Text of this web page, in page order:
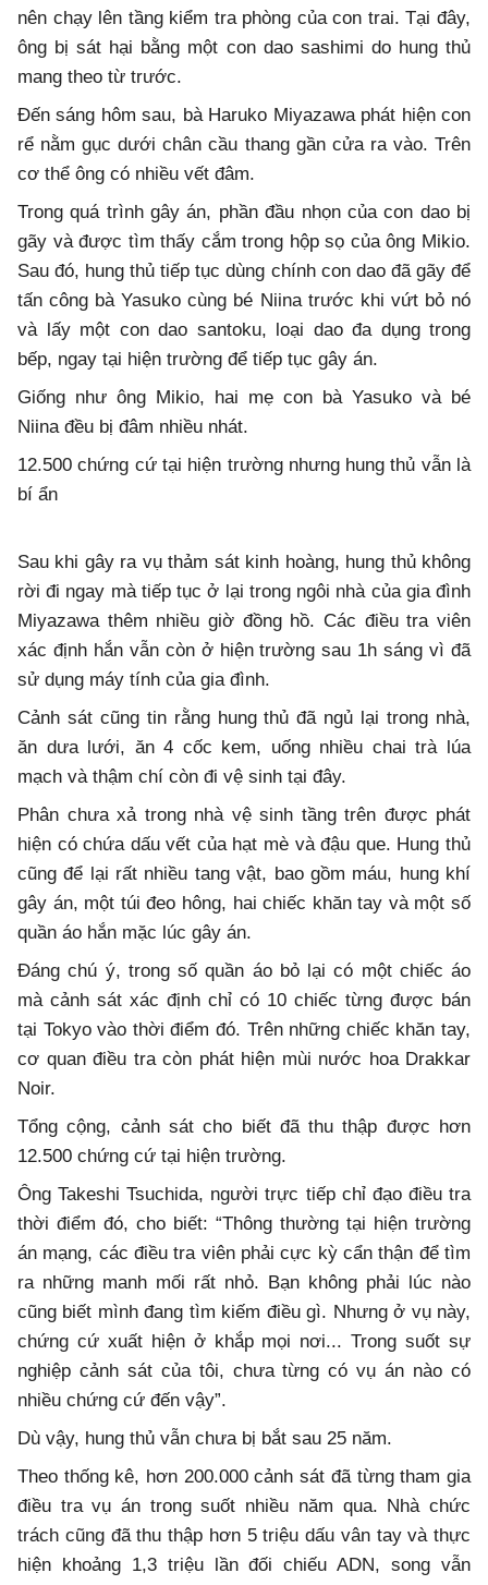
nên chạy lên tầng kiểm tra phòng của con trai. Tại đây,
ông bị sát hại bằng một con dao sashimi do hung thủ
mang theo từ trước.
Đến sáng hôm sau, bà Haruko Miyazawa phát hiện con
rể nằm gục dưới chân cầu thang gần cửa ra vào. Trên
cơ thể ông có nhiều vết đâm.
Trong quá trình gây án, phần đầu nhọn của con dao bị
gãy và được tìm thấy cắm trong hộp sọ của ông Mikio.
Sau đó, hung thủ tiếp tục dùng chính con dao đã gãy để
tấn công bà Yasuko cùng bé Niina trước khi vứt bỏ nó
và lấy một con dao santoku, loại dao đa dụng trong
bếp, ngay tại hiện trường để tiếp tục gây án.
Giống như ông Mikio, hai mẹ con bà Yasuko và bé
Niina đều bị đâm nhiều nhát.
12.500 chứng cứ tại hiện trường nhưng hung thủ vẫn là
bí ẩn
Sau khi gây ra vụ thảm sát kinh hoàng, hung thủ không
rời đi ngay mà tiếp tục ở lại trong ngôi nhà của gia đình
Miyazawa thêm nhiều giờ đồng hồ. Các điều tra viên
xác định hắn vẫn còn ở hiện trường sau 1h sáng vì đã
sử dụng máy tính của gia đình.
Cảnh sát cũng tin rằng hung thủ đã ngủ lại trong nhà,
ăn dưa lưới, ăn 4 cốc kem, uống nhiều chai trà lúa
mạch và thậm chí còn đi vệ sinh tại đây.
Phân chưa xả trong nhà vệ sinh tầng trên được phát
hiện có chứa dấu vết của hạt mè và đậu que. Hung thủ
cũng để lại rất nhiều tang vật, bao gồm máu, hung khí
gây án, một túi đeo hông, hai chiếc khăn tay và một số
quần áo hắn mặc lúc gây án.
Đáng chú ý, trong số quần áo bỏ lại có một chiếc áo
mà cảnh sát xác định chỉ có 10 chiếc từng được bán
tại Tokyo vào thời điểm đó. Trên những chiếc khăn tay,
cơ quan điều tra còn phát hiện mùi nước hoa Drakkar
Noir.
Tổng cộng, cảnh sát cho biết đã thu thập được hơn
12.500 chứng cứ tại hiện trường.
Ông Takeshi Tsuchida, người trực tiếp chỉ đạo điều tra
thời điểm đó, cho biết: “Thông thường tại hiện trường
án mạng, các điều tra viên phải cực kỳ cẩn thận để tìm
ra những manh mối rất nhỏ. Bạn không phải lúc nào
cũng biết mình đang tìm kiếm điều gì. Nhưng ở vụ này,
chứng cứ xuất hiện ở khắp mọi nơi... Trong suốt sự
nghiệp cảnh sát của tôi, chưa từng có vụ án nào có
nhiều chứng cứ đến vậy”.
Dù vậy, hung thủ vẫn chưa bị bắt sau 25 năm.
Theo thống kê, hơn 200.000 cảnh sát đã từng tham gia
điều tra vụ án trong suốt nhiều năm qua. Nhà chức
trách cũng đã thu thập hơn 5 triệu dấu vân tay và thực
hiện khoảng 1,3 triệu lần đối chiếu ADN, song vẫn